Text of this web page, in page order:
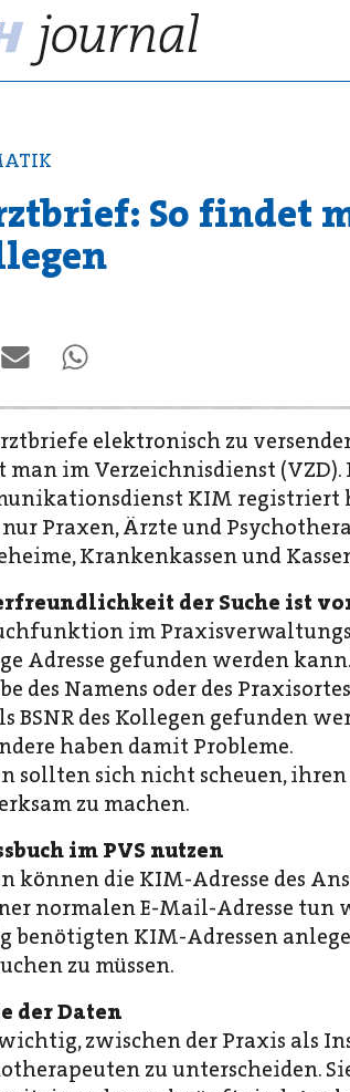
So findet
elektronisch zu
im Verzeichnisdienst
KIM registriert
Praxen, Ärzte und
Krankenkassen und
der Suche ist
im
Adresse gefunden werden
des Namens oder des
BSNR des Kollegen gefunden
haben damit Probleme.
sollten sich nicht scheuen,
zu machen.
im PVS nutzen
können die KIM-Adresse des
normalen E-Mail-Adresse tun
benötigten KIM-Adressen
zu müssen.
der Daten
zwischen der Praxis als
zu unterscheiden.